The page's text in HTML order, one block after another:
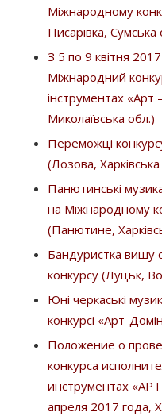
Міжнародному
Писарівка, Сумська
З 5 по 9 квітня 2017
Міжнародний
інструментах
Миколаївська обл.)
Переможці
(Лозова,
Панютинські
на Міжнародному
(Панютине,
Бандуристка вишу
конкурсу (Луцьк,
Юні черкаські
конкурсі «Арт-
Положение о
конкурса
инструментах
апреля 2017 года,